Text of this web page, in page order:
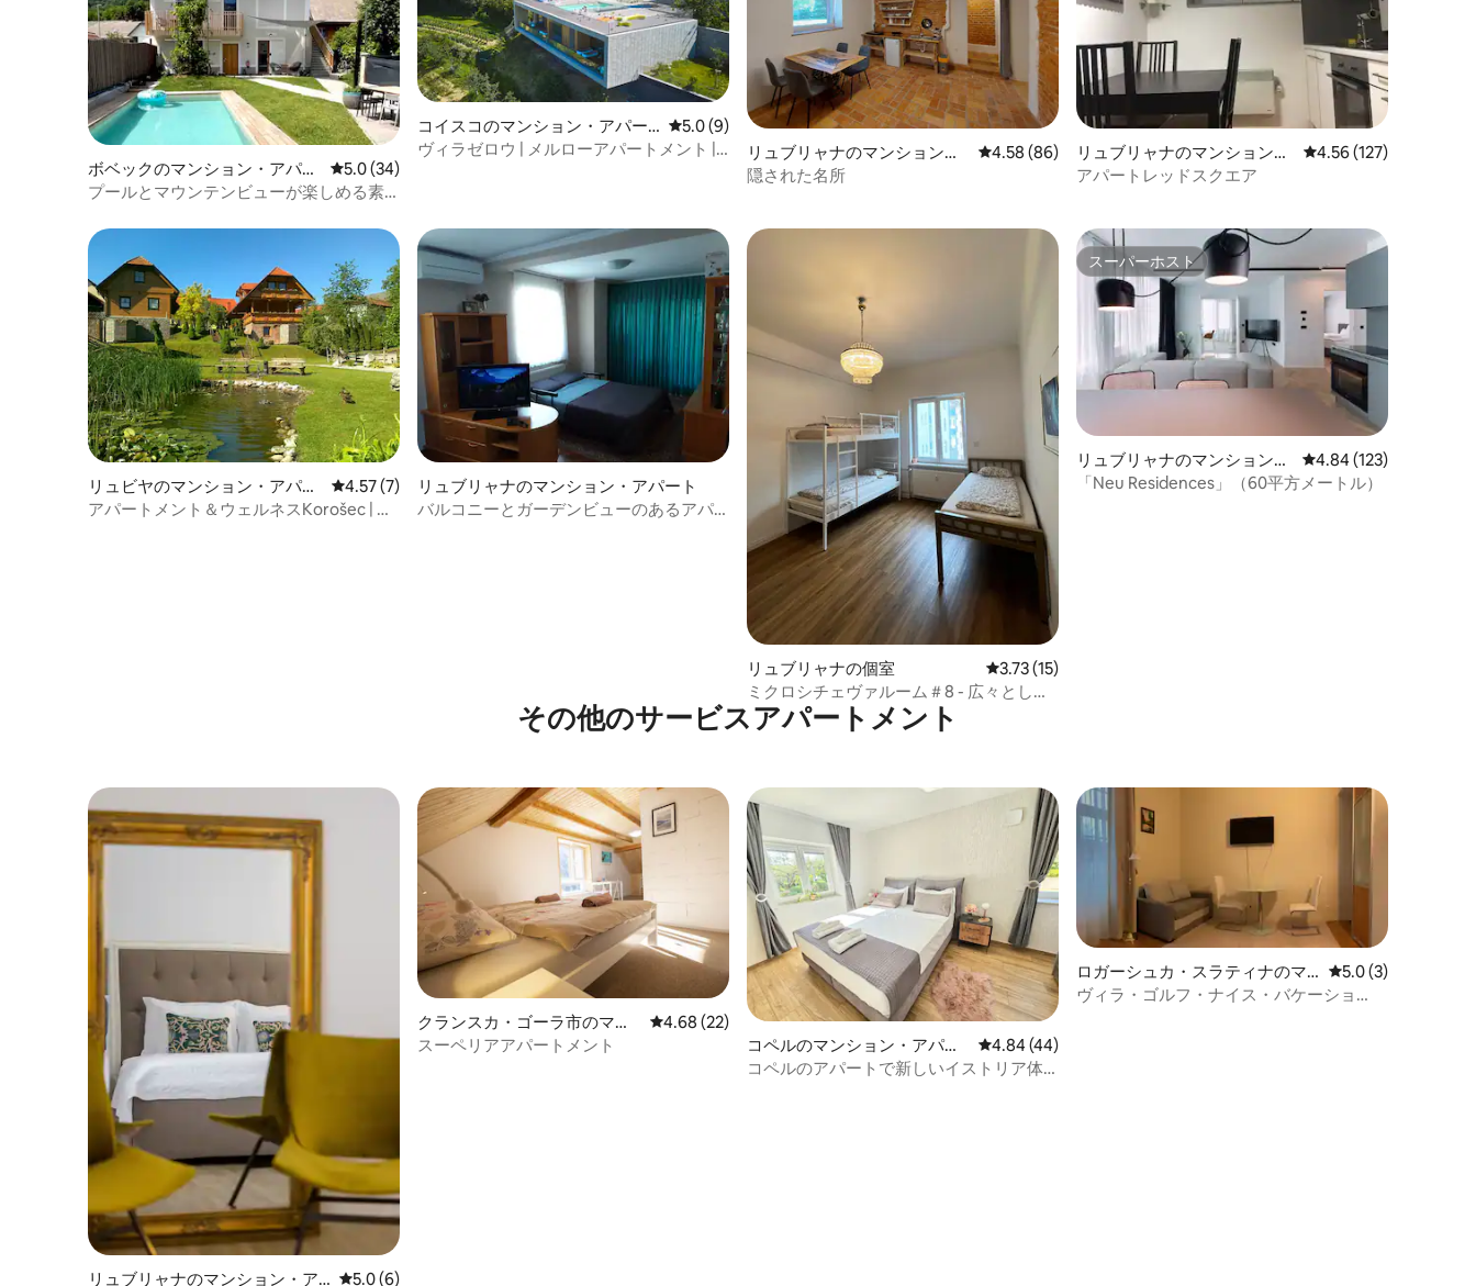
ボベックのマンション・アパー
ト
レビュー34件、5つ星中5.0つ星の平均評価
5.0 (34)
プールとマウンテンビューが楽しめる素
コイスコのマンション・アパー
ト
レビュー9件、5つ星中5.0つ星の平均評価
5.0 (9)
ヴィラゼロウ | メルローアパートメント |
リュブリャナのマンション・
アパート
レビュー86件、5つ星中4.58つ星の平均評価
4.58 (86)
隠された名所
リュブリャナのマンション・
アパート
レビュー127件、5つ
4.56 (127)
アパートレッドスクエア
リュビヤのマンション・アパー
ト
レビュー7件、5つ星中4.57つ星の平均評価
4.57 (7)
アパートメント＆ウェルネスKorošec | イ
リュブリャナのマンション・アパート
バルコニーとガーデンビューのあるアパ
リュブリャナの個室 レビュー15件、5つ星中3.73つ星の平均評価
3.73 (15)
ミクロシチェヴァルーム＃8 - 広々とした
トリプルルーム
スーパーホスト
スーパーホスト
リュブリャナのマンション・
アパート
レビュー123件、5つ
4.84 (123)
「Neu Residences」（60平方メートル）
その他のサービスアパートメント
リュブリャナのマンション・ア レビュー6件、5つ星中5.0つ星の平均評価
5.0 (6)
クランスカ・ゴーラ市のマン
ション・アパート
レビュー22件、5つ星中4.68つ星の平均評価
4.68 (22)
スーペリアアパートメント
コペルのマンション・アパー
ト
レビュー44件、5つ星中4.84つ星の平均評価
4.84 (44)
コペルのアパートで新しいイストリア体
ロガーシュカ・スラティナのマ
ンション・アパート
レビュー3件、5つ
5.0 (3)
ヴィラ・ゴルフ・ナイス・バケーショ